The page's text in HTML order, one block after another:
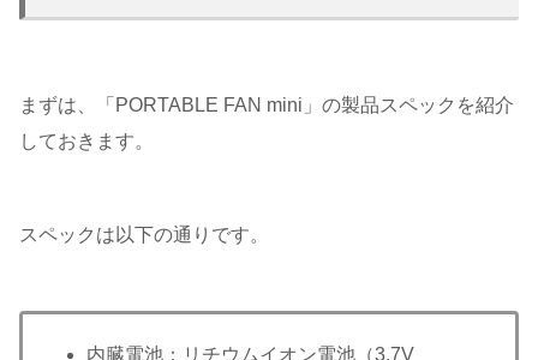
まずは、「PORTABLE FAN mini」の製品スペックを紹介
しておきます。
スペックは以下の通りです。
内臓電池：リチウムイオン電池（3.7V